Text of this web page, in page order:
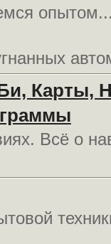
Карты,
Всё о